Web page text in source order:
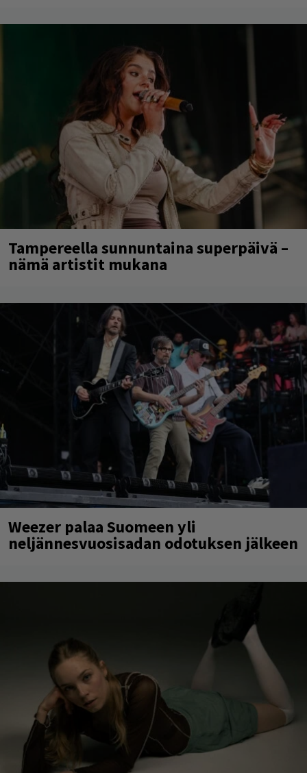
Tampereella sunnuntaina superpäivä –
nämä artistit mukana
Weezer palaa Suomeen yli
neljännesvuosisadan odotuksen jälkeen